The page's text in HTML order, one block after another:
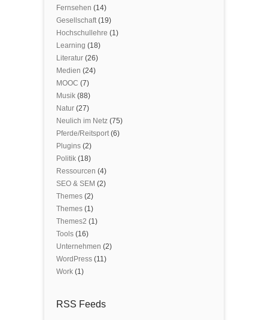
Fernsehen (14)
Gesellschaft(19)
Hochschullehre (1)
Learning (18)
Literatur (26)
Medien (24)
MOOC (7)
Musik (88)
Natur (27)
Neulich im Netz (75)
Pferde/Reitsport(6)
Plugins (2)
Politik (18)
Ressourcen (4)
SEO & SEM (2)
Themes (2)
Themes (1)
Themes2 (1)
Tools (16)
Unternehmen (2)
WordPress (11)
Work (1)
RSS Feeds